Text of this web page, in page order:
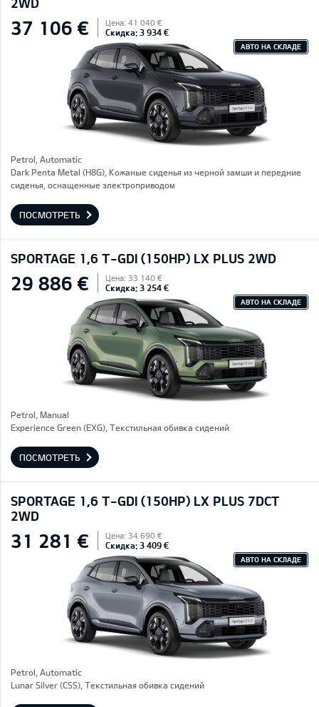
37 106 € Цена: 41 040 €
Скидка: 3 934 €
АВТО НА СКЛАДЕ
Petrol, Automatic
Dark Penta Metal (H8G), Кожаные сиденья из черной замши и передние
сиденья, оснащенные электроприводом
ПОСМОТРЕТЬ
SPORTAGE 1,6 T-GDI (150HP) LX PLUS 2WD
29 886 € Цена: 33 140 €
Скидка: 3 254 €
АВТО НА СКЛАДЕ
Petrol, Manual
Experience Green (EXG), Текстильная обивка сидений
ПОСМОТРЕТЬ
SPORTAGE 1,6 T-GDI (150HP) LX PLUS 7DCT
2WD
31 281 € Цена: 34 690 €
Скидка: 3 409 €
АВТО НА СКЛАДЕ
Petrol, Automatic
Lunar Silver (CSS), Текстильная обивка сидений